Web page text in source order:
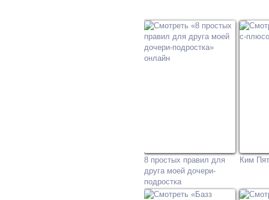
8 простых правил для
друга моей дочери-
подростка
Ким